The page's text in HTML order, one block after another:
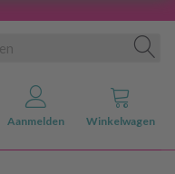
Aanmelden Winkelwagen